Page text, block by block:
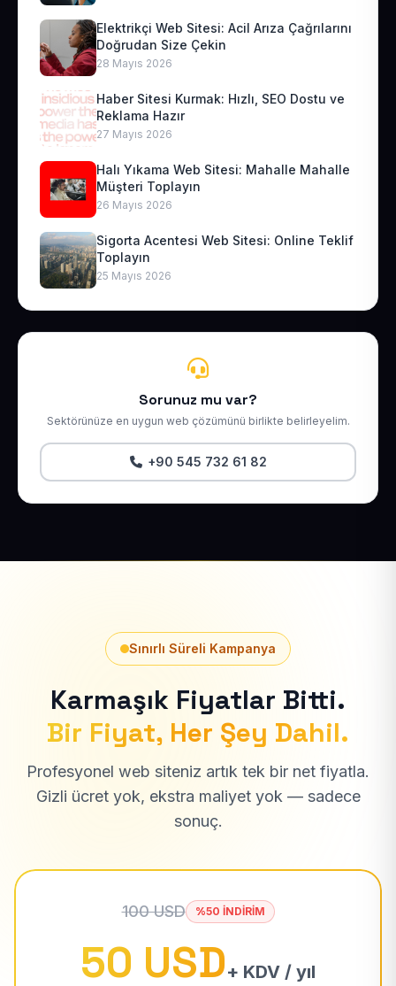
Elektrikçi Web Sitesi: Acil Arıza Çağrılarını
Doğrudan Size Çekin
28 Mayıs 2026
Haber Sitesi Kurmak: Hızlı, SEO Dostu ve
Reklama Hazır
27 Mayıs 2026
Halı Yıkama Web Sitesi: Mahalle Mahalle
Müşteri Toplayın
26 Mayıs 2026
Sigorta Acentesi Web Sitesi: Online Teklif
Toplayın
25 Mayıs 2026
Sorunuz mu var?
Sektörünüze en uygun web çözümünü birlikte belirleyelim.
+90 545 732 61 82
Sınırlı Süreli Kampanya
Karmaşık Fiyatlar Bitti.
Bir Fiyat, Her Şey Dahil.
Profesyonel web siteniz artık tek bir net fiyatla.
Gizli ücret yok, ekstra maliyet yok — sadece
sonuç.
100 USD %50 İNDİRİM
50 USD+ KDV / yıl